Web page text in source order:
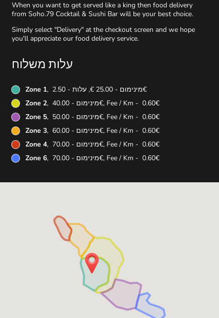
When you want to get served like a king then food delivery
from Soho.79 Cocktail & Sushi Bar will be your best choice.
Simply select "Delivery" at the checkout screen and we hope
you'll appreciate our food delivery service.
עלות משלוח
Zone 1
, מינימום - ‏25.00 ‏€, עלות - ‏2.50 ‏€
Zone 2
, מינימום - ‏40.00 ‏€, Fee / Km - ‏0.60 ‏€
Zone 5
, מינימום - ‏50.00 ‏€, Fee / Km - ‏0.60 ‏€
Zone 3
, מינימום - ‏60.00 ‏€, Fee / Km - ‏0.60 ‏€
Zone 4
, מינימום - ‏70.00 ‏€, Fee / Km - ‏0.60 ‏€
Zone 6
, מינימום - ‏70.00 ‏€, Fee / Km - ‏0.60 ‏€